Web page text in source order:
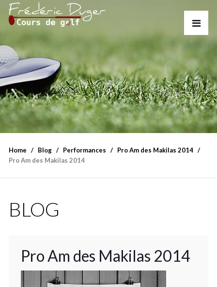
Home Blog Performances
Pro Am des Makilas 2014
Pro Am des Makilas 2014
BLOG
Pro Am des Makilas 2014